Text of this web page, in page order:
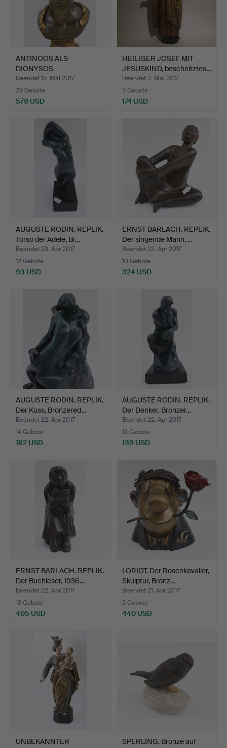
ANTINOOS ALS
DIONYSOS
BRONZEBÜSTE, ziselie…
Beendet 15. Mai 2017
29 Gebote
578 USD
HEILIGER JOSEF MIT
JESUSKIND, beschnitztes…
Beendet 3. Mai 2017
3 Gebote
174 USD
AUGUSTE RODIN. REPLIK.
Torso der Adele, Br…
Beendet 23. Apr 2017
12 Gebote
93 USD
ERNST BARLACH. REPLIK.
Der singende Mann, …
Beendet 22. Apr 2017
10 Gebote
324 USD
AUGUSTE RODIN. REPLIK.
Der Kuss, Bronzered…
Beendet 22. Apr 2017
14 Gebote
182 USD
AUGUSTE RODIN. REPLIK.
Der Denker, Bronzer…
Beendet 22. Apr 2017
13 Gebote
139 USD
ERNST BARLACH. REPLIK.
Der Buchleser, 1936…
Beendet 22. Apr 2017
13 Gebote
405 USD
LORIOT. Der Rosenkavalier,
Skulptur, Bronz…
Beendet 21. Apr 2017
3 Gebote
440 USD
UNBEKANNTER
SPERLING, Bronze auf